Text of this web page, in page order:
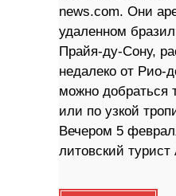
news.com. Они
удаленном
Прайя-ду-Сону,
недалеко от Рио-
можно добраться
или по узкой
Вечером 5
литовский